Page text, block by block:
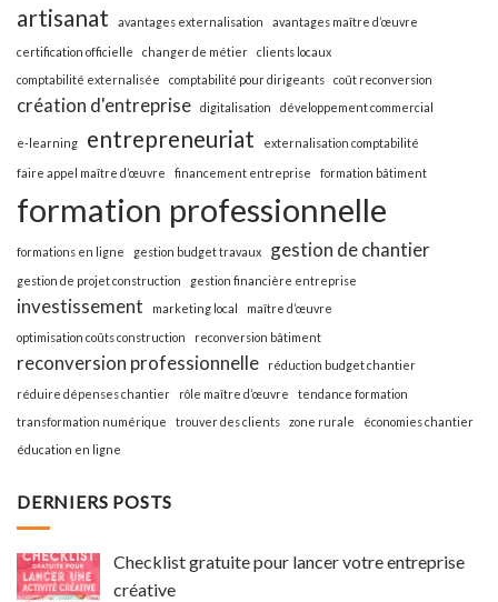
artisanat avantages externalisation avantages maître d’œuvre
certification officielle changer de métier
clients locaux
comptabilité externalisée
comptabilité pour dirigeants coût reconversion
création d'entreprise digitalisation développement commercial
e-learning entrepreneuriat externalisation comptabilité
faire appel maître d’œuvre financement entreprise formation bâtiment
formation professionnelle
formations en ligne gestion budget travaux gestion de chantier
gestion de projet construction gestion financière entreprise
investissement marketing local
maître d’œuvre
optimisation coûts construction
reconversion bâtiment
reconversion professionnelle
réduction budget chantier
réduire dépenses chantier
rôle maître d’œuvre
tendance formation
transformation numérique
trouver des clients zone rurale
économies chantier
éducation en ligne
DERNIERS POSTS
Checklist gratuite pour lancer votre entreprise
créative